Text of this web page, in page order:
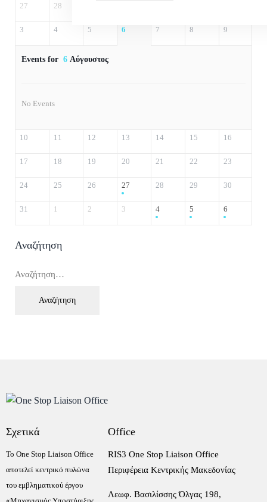
27 28
3 4 5 6 7 8 9
Events for 6 Αύγουστος
No Events
10 11 12 13 14 15 16
17 18 19 20 21 22 23
24 25 26 27 28 29 30
31 1 2 3 4 5 6
Αναζήτηση
Σχετικά
Το One Stop Liaison Office
αποτελεί κεντρικό πυλώνα
του εμβληματικού έργου
Office
RIS3 One Stop Liaison Office
Περιφέρεια Κεντρικής Μακεδονίας
Λεωφ. Βασιλίσσης Όλγας 198,